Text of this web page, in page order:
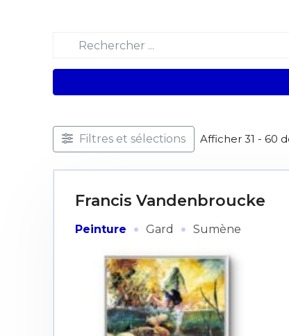
Filtres et sélections Afficher 31 - 60
Francis Vandenbroucke
Peinture · Gard · Sumène